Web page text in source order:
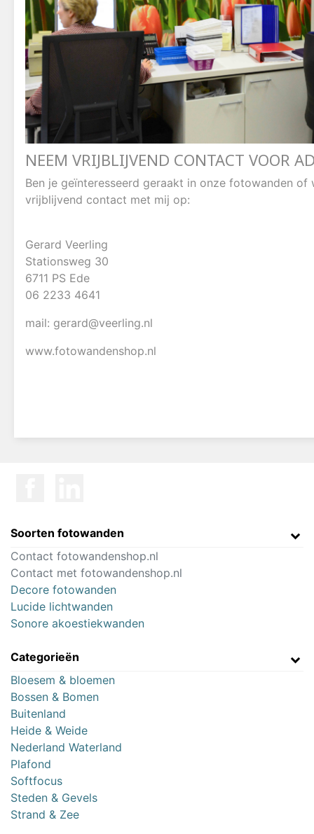
NEEM VRIJBLIJVEND CONTACT VOOR
Ben je geïnteresseerd geraakt in onze fotowanden
vrijblijvend contact met mij op:
Gerard Veerling
Stationsweg 30
6711 PS Ede
06 2233 4641
mail: gerard@veerling.nl
www.fotowandenshop.nl
Soorten fotowanden
Contact fotowandenshop.nl
Contact met fotowandenshop.nl
Decore fotowanden
Lucide lichtwanden
Sonore akoestiekwanden
Categorieën
Bloesem & bloemen
Bossen & Bomen
Buitenland
Heide & Weide
Nederland Waterland
Plafond
Softfocus
Steden & Gevels
Strand & Zee